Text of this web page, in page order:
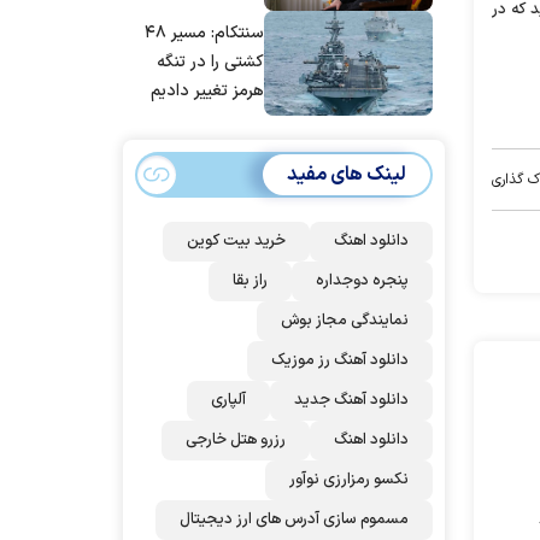
که در
گذاری
مردم ایران استسنتکام: مسیر ۴۸
کشتی را در تنگه
هرمز تغییر دادیم
لینک های مفید
دانلود اهنگ
خرید بیت کوین
پنجره دوجداره
راز بقا
نمایندگی مجاز بوش
دانلود آهنگ رز‌ موزیک
دانلود آهنگ جدید
آلپاری
دانلود اهنگ
رزرو هتل خارجی
نکسو رمزارزی نوآور
مسموم سازی آدرس های ارز دیجیتال